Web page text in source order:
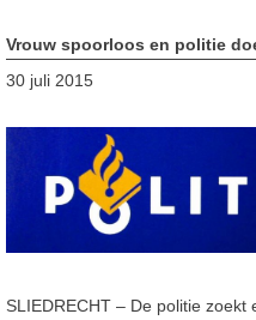
Vrouw spoorloos en politie
30 juli 2015
SLIEDRECHT – De politie zoekt